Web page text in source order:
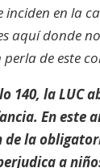
inciden en la
aquí donde
de este
140, la LUC
En este
de la
a